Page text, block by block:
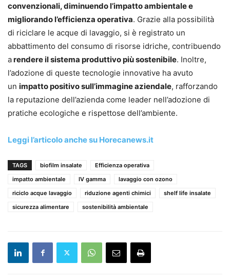
convenzionali, diminuendo l’impatto ambientale e
migliorando l’efficienza operativa. Grazie alla possibilità
di riciclare le acque di lavaggio, si è registrato un
abbattimento del consumo di risorse idriche, contribuendo
arendere il sistema produttivo più sostenibile. Inoltre,
l’adozione di queste tecnologie innovative ha avuto
un impatto positivo sull’immagine aziendale, rafforzando
la reputazione dell’azienda come leader nell’adozione di
pratiche ecologiche e rispettose dell’ambiente.
Leggi l’articolo anche su Horecanews.it
TAGS biofilm insalate
Efficienza operativa
impatto ambientale
IV gamma
lavaggio con ozono
riciclo acque lavaggio
riduzione agenti chimici
shelf life insalate
sicurezza alimentare
sostenibilità ambientale